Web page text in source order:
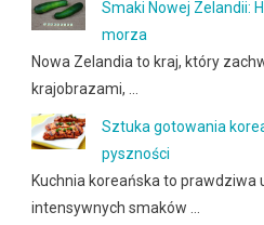
Smaki Nowej Zelandii:
morza
Nowa Zelandia to kraj, który
krajobrazami, …
Sztuka gotowania
pyszności
Kuchnia koreańska to prawdziwa
intensywnych smaków …